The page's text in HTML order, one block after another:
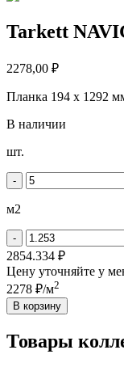
Tarkett
2278,00 ₽
Планка 194 x 1292
В наличии
Количество
Tarkett
-
шт.
-
м2
-
2854.334 ₽
Цену уточняйте у
2278 ₽/м2
В корзину
Товары